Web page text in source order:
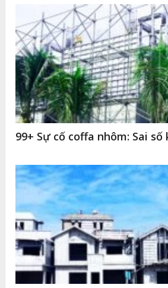
99+ Sự cố coffa nhôm: Sai số